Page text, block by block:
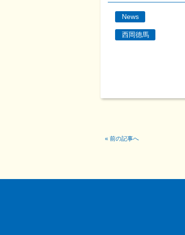
News
西岡德馬
« 前の記事へ